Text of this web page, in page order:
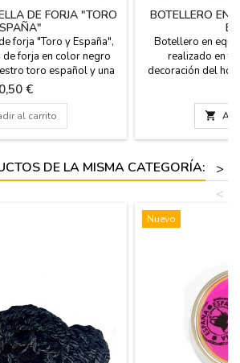
DE FORJA "TORO
forja "Toro y España",
forja en color negro
toro español y una
España atada en el
incluida). Medidas: 17
de diámetro.
€
al carrito
BOTELLERO EN
Botellero en
realizado en
decoración del
Para una sola
en cantidades
en España

DE LA MISMA CATEGORÍA:
>
<
Nuevo